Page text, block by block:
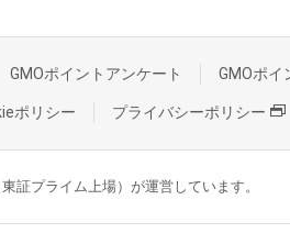
GMOポイントアンケート GMOポイ
ポリシー プライバシーポリシー
証プライム上場）が運営しています。